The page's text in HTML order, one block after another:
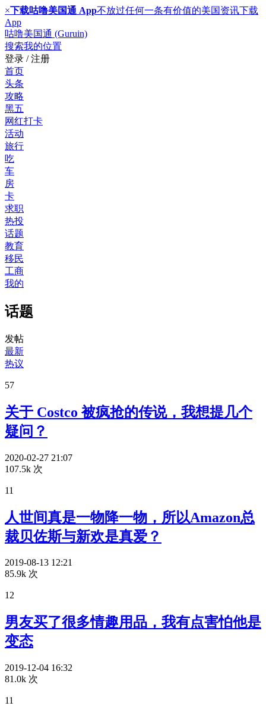
×下载咕噜美国通 App不放过任何一条有价值的美国资讯下载
App
咕噜美国通 (Guruin)
搜索我的位置
登录 / 注册
首页
头条
攻略
黑五
网红打卡
活动
旅行
吃
车
房
卡
求职
热投
话题
教育
移民
工商
我的
话题
发帖
最新
热议
57
关于 Costco 被疯抢的传说，我想提几个
疑问？
2020-02-27 21:07
107.5k 次
11
人世间真是一物降一物，所以Amazon总
裁贝佐斯与新欢是真爱？
2019-08-13 12:21
85.9k 次
12
男友买了很多情趣用品，我有点害怕他是
变态
2019-12-04 16:32
81.0k 次
11